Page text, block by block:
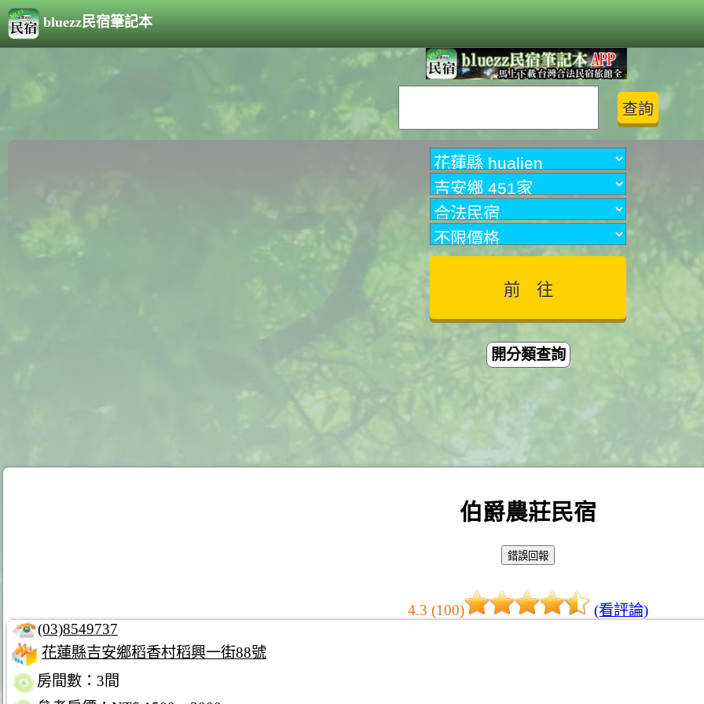
bluezz民宿筆記本
開分類查詢
伯爵農莊民宿
4.3 (100)
(看評論)
(03)8549737
花蓮縣吉安鄉稻香村稻興一街88號
房間數：3間